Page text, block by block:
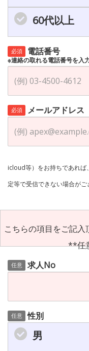
60代以上
必須 電話番号
※連絡の取れる電話番号を入
必須 メールアドレス
icloud等）をお持ちであれば
キャリアメ
定等で受信できない場合がご
こちらの項目をご記
**任
任意 求人No
任意 性別
男